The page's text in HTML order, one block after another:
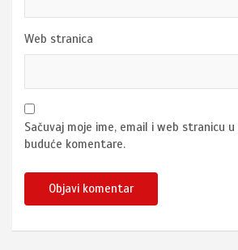
Web stranica
Sačuvaj moje ime, email i web stranicu
buduće komentare.